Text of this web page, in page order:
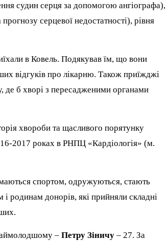
судин серця за допомогою ангіографа),
серцевої недостатності), рівня
в Ковель. Подякував їм, що вони
відгуків про лікарню. Також приїжджі
де б хворі з пересадженими органами
хвороби та щасливого порятунку
2017 роках в РНПЦ «Кардіологія» (м.
спортом, одружуються, стають
родинам донорів, які прийняли складні
–Петру Зіничу – 27. За